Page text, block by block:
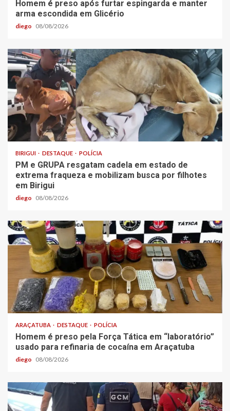
Homem é preso após furtar espingarda e manter
arma escondida em Glicério
diego 08/08/2026
BIRIGUI DESTAQUE POLÍCIA
PM e GRUPA resgatam cadela em estado de
extrema fraqueza e mobilizam busca por filhotes
em Birigui
diego 08/08/2026
ARAÇATUBA DESTAQUE POLÍCIA
Homem é preso pela Força Tática em “laboratório”
usado para refinaria de cocaína em Araçatuba
diego 08/08/2026